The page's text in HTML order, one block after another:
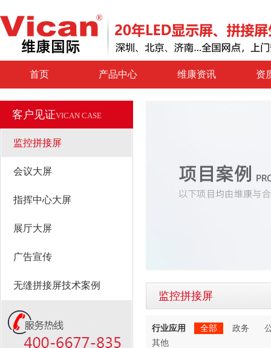
首页 产品中心 维康资讯 资
客户见证VICAN CASE
监控拼接屏
会议大屏
指挥中心大屏
展厅大屏
广告宣传
无缝拼接屏技术案例
监控拼接屏
行业应用 全部 政务
其他